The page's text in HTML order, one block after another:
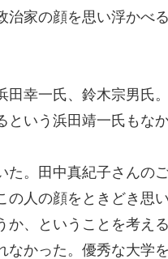
治家の顔を思い浮かべ
幸一氏、鈴木宗男氏
という浜田靖一氏もな
た。田中真紀子さんの
の人 の顔をときどき思い
か、ということを考え
かった。優秀な大学